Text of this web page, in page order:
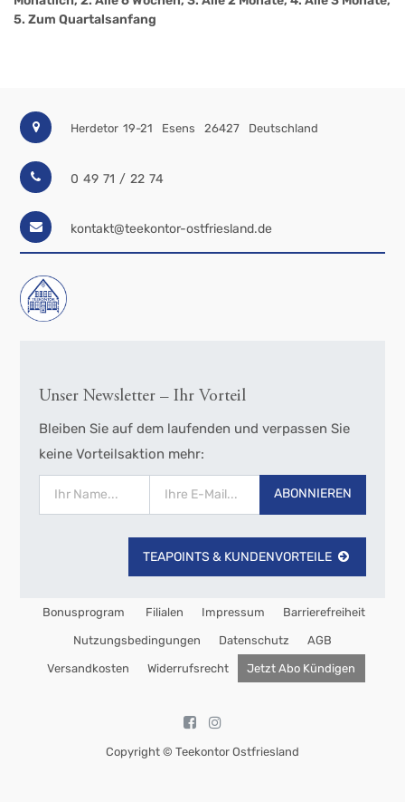
5. Zum Quartalsanfang
Herdetor 19-21 Esens 26427 Deutschland
0 49 71 / 22 74
kontakt@teekontor-ostfriesland.de
Unser Newsletter – Ihr Vorteil
Bleiben Sie auf dem laufenden und verpassen Sie
keine Vorteilsaktion mehr:
ABONNIEREN
TEAPOINTS & KUNDENVORTEILE
Bonusprogram Filialen Impressum Barrierefreiheit
Nutzungsbedingungen Datenschutz AGB
Versandkosten Widerrufsrecht Jetzt Abo Kündigen
Copyright © Teekontor Ostfriesland